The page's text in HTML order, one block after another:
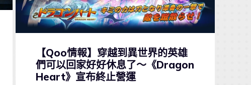
【Qoo情報】穿越到異世界的英雄
們可以回家好好休息了～《Dragon
Heart》宣布終止營運